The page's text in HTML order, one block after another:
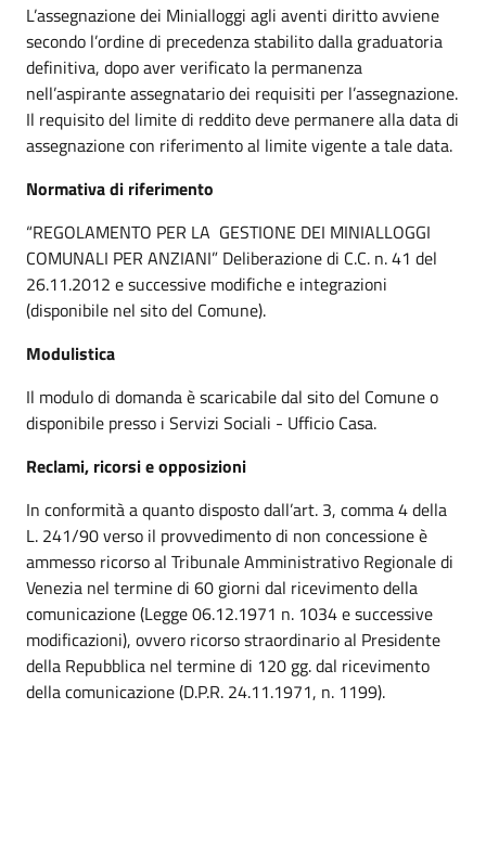
L’assegnazione dei Minialloggi agli aventi diritto avviene
secondo l’ordine di precedenza stabilito dalla graduatoria
definitiva, dopo aver verificato la permanenza
nell’aspirante assegnatario dei requisiti per l’assegnazione.
Il requisito del limite di reddito deve permanere alla data di
assegnazione con riferimento al limite vigente a tale data.
Normativa di riferimento
“REGOLAMENTO PER LA GESTIONE DEI MINIALLOGGI
COMUNALI PER ANZIANI” Deliberazione di C.C. n. 41 del
26.11.2012 e successive modifiche e integrazioni
(disponibile nel sito del Comune).
Modulistica
Il modulo di domanda è scaricabile dal sito del Comune o
disponibile presso i Servizi Sociali - Ufficio Casa.
Reclami, ricorsi e opposizioni
In conformità a quanto disposto dall’art. 3, comma 4 della
L. 241/90 verso il provvedimento di non concessione è
ammesso ricorso al Tribunale Amministrativo Regionale di
Venezia nel termine di 60 giorni dal ricevimento della
comunicazione (Legge 06.12.1971 n. 1034 e successive
modificazioni), ovvero ricorso straordinario al Presidente
della Repubblica nel termine di 120 gg. dal ricevimento
della comunicazione (D.P.R. 24.11.1971, n. 1199).